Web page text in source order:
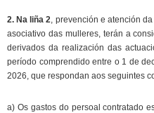
2. Na liña 2, prevención e atención
asociativo das mulleres, terán a
derivados da realización das
período comprendido entre o 1 de
2026, que respondan aos seguintes
a) Os gastos do persoal contratado